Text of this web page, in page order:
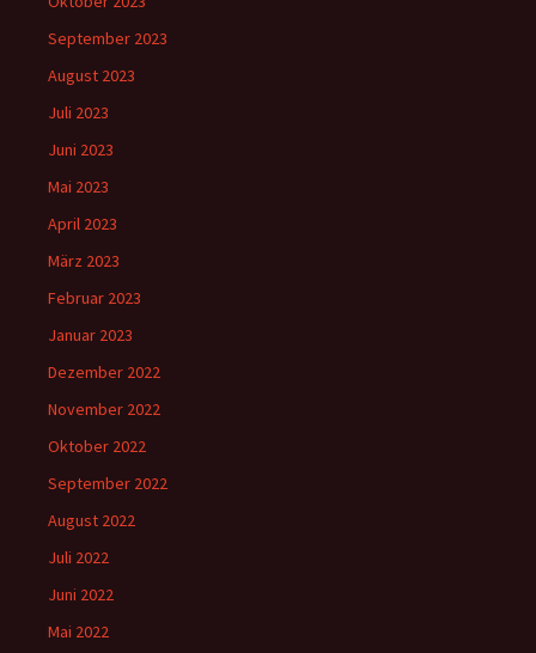
September 2023
August 2023
Juli 2023
Juni 2023
Mai 2023
April 2023
März 2023
Februar 2023
Januar 2023
Dezember 2022
November 2022
Oktober 2022
September 2022
August 2022
Juli 2022
Juni 2022
Mai 2022